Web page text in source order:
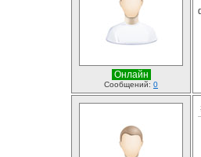
Онлайн
Сообщений: 0